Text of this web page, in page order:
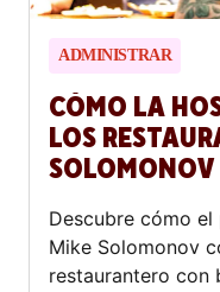
ADMINISTRAR
CÓMO LA
LOS
Descubre cómo
Mike Solomonov
restaurantero con